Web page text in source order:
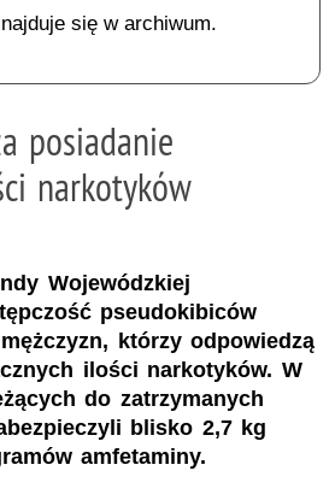
się w archiwum.
posiadanie
narkotyków
Wojewódzkiej
pseudokibiców
którzy odpowiedzą
ilości narkotyków. W
do zatrzymanych
blisko 2,7 kg
amfetaminy.